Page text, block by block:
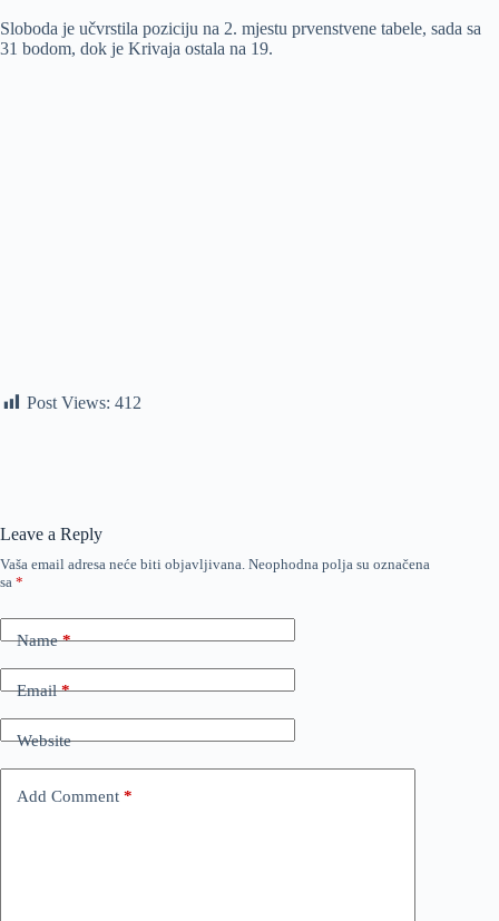
Sloboda je učvrstila poziciju na 2. mjestu prvenstvene tabele, sada sa
31 bodom, dok je Krivaja ostala na 19.
Post Views: 412
Leave a Reply
Vaša email adresa neće biti objavljivana. Neophodna polja su označena
sa *
Name*
Email*
Website
Add Comment *